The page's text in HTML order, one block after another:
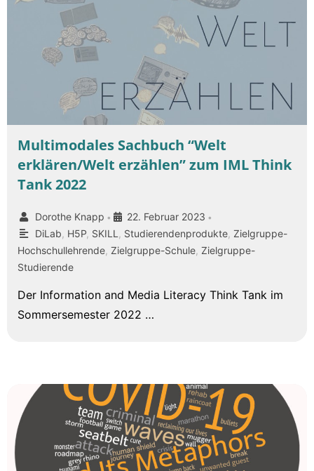
Multimodales Sachbuch “Welt
erklären/Welt erzählen” zum IML Think
Tank 2022
Dorothe Knapp • 22. Februar 2023 •
DiLab H5P, SKILL Studierendenprodukte, Zielgruppe-
Hochschullehrende Zielgruppe-Schule Zielgruppe-
Studierende
Der Information and Media Literacy Think Tank im
Sommersemester 2022 …